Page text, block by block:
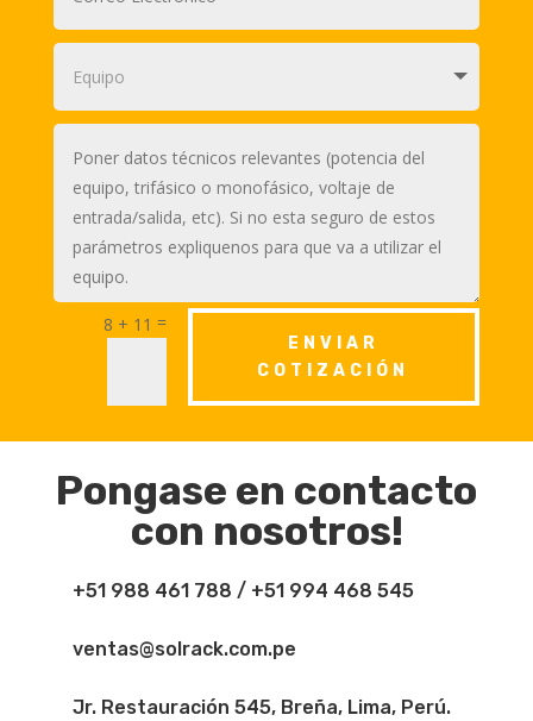
8 + 11 =
ENVIAR
COTIZACIÓN
Pongase en contacto
con nosotros!
+51 988 461 788 / +51 994 468 545
ventas@solrack.com.pe
Jr. Restauración 545, Breña, Lima, Perú.